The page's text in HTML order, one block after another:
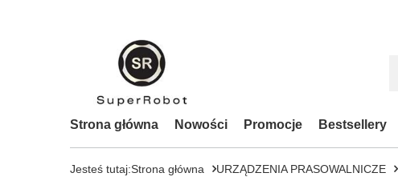
Strona główna Nowości Promocje Bestsellery
Jesteś tutaj:Strona główna URZĄDZENIA PRASOWALNICZE